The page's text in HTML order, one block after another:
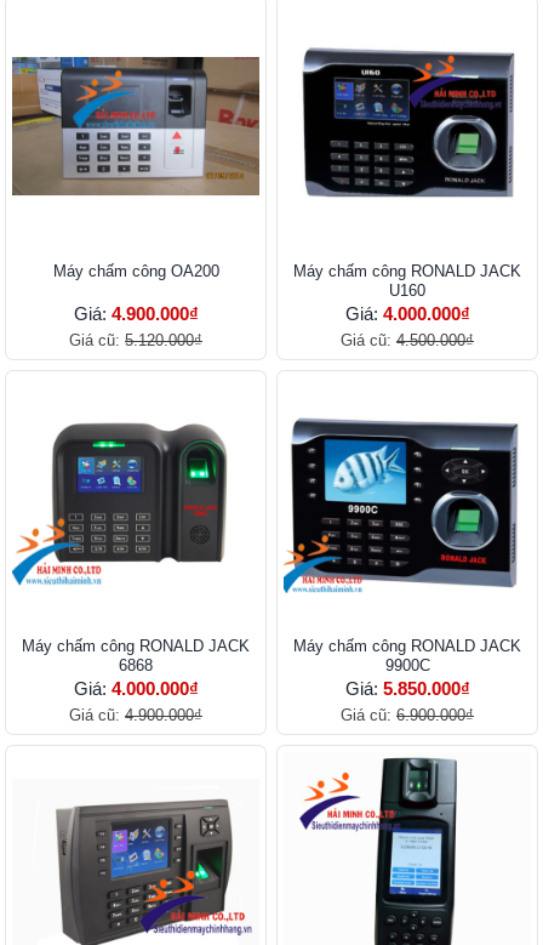
Máy chấm công OA200
Giá: 4.900.000₫
Giá cũ: 5.120.000₫
Máy chấm công RONALD JACK
U160
Giá: 4.000.000₫
Giá cũ: 4.500.000₫
Máy chấm công RONALD JACK
6868
Giá: 4.000.000₫
Giá cũ: 4.900.000₫
Máy chấm công RONALD JACK
9900C
Giá: 5.850.000₫
Giá cũ: 6.900.000₫